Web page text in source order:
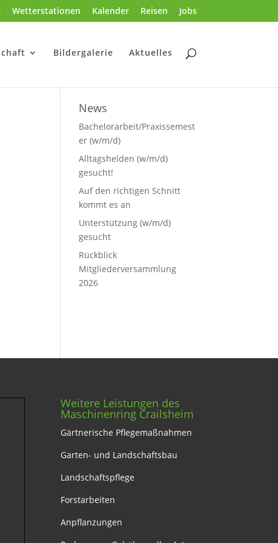
Wetterstationen Kalender Reisen Jobs
Bildergalerie Aktuelles
News
Bachelorarbeit/Praxissemest
er (w/m/d)
Alltagshelden (w/m/d)
gesucht!
Auf den richtigen Schnitt
kommt es an
Unterstützung (w/m/d)
gesucht
Rückblick
Mitgliederversammlung
2026
Weitere Leistungen des
Maschinenring Crailsheim
Gärtnerische Pflegemaßnahmen
Garten- und Landschaftsbau
Landschaftspflege
Forstarbeiten
Anpflanzungen